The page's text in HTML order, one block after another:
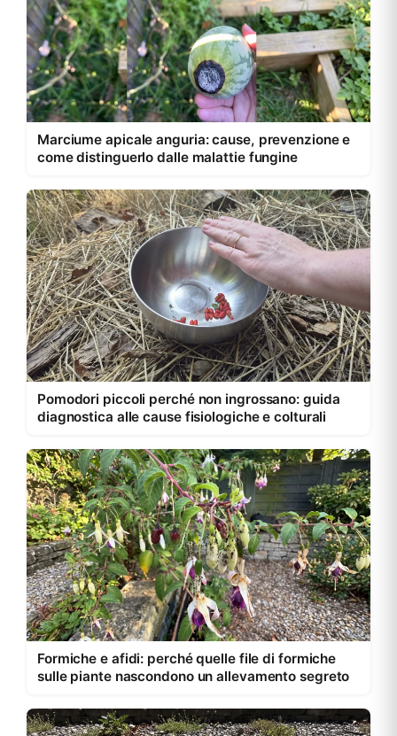
Marciume apicale anguria: cause, prevenzione e
come distinguerlo dalle malattie fungine
Pomodori piccoli perché non ingrossano: guida
diagnostica alle cause fisiologiche e colturali
Formiche e afidi: perché quelle file di formiche
sulle piante nascondono un allevamento segreto